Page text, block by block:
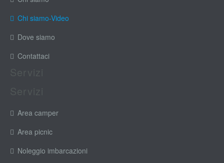
Chi siamo-Video
Dove siamo
Contattaci
Area camper
Area picnic
Noleggio imbarcazioni